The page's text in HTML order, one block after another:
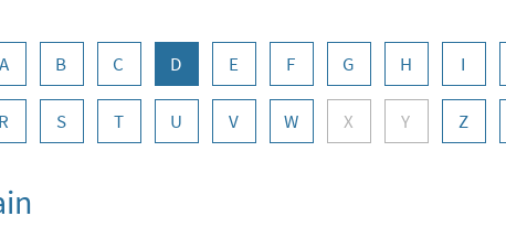
A B C D E F G H I
R S T U V W X Y Z